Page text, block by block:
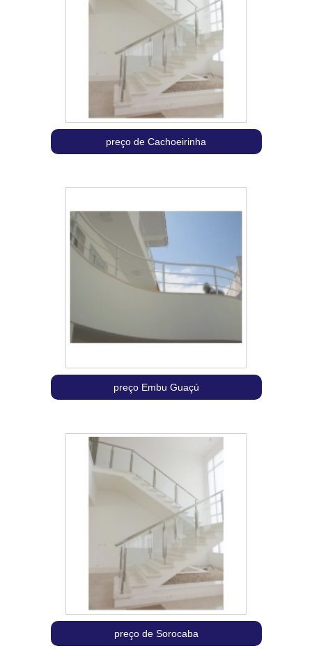
preço de Cachoeirinha
preço Embu Guaçú
preço de Sorocaba